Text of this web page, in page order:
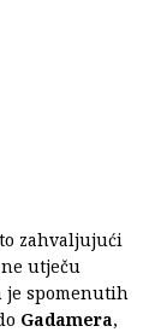
zahvaljujući
utječu
je spomenutih
Gadamera,